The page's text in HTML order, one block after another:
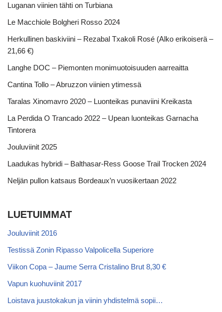
Luganan viinien tähti on Turbiana
Le Macchiole Bolgheri Rosso 2024
Herkullinen baskiviini – Rezabal Txakoli Rosé (Alko erikoiserä –
21,66 €)
Langhe DOC – Piemonten monimuotoisuuden aarreaitta
Cantina Tollo – Abruzzon viinien ytimessä
Taralas Xinomavro 2020 – Luonteikas punaviini Kreikasta
La Perdida O Trancado 2022 – Upean luonteikas Garnacha
Tintorera
Jouluviinit 2025
Laadukas hybridi – Balthasar-Ress Goose Trail Trocken 2024
Neljän pullon katsaus Bordeaux’n vuosikertaan 2022
LUETUIMMAT
Jouluviinit 2016
Testissä Zonin Ripasso Valpolicella Superiore
Viikon Copa – Jaume Serra Cristalino Brut 8,30 €
Vapun kuohuviinit 2017
Loistava juustokakun ja viinin yhdistelmä sopii…